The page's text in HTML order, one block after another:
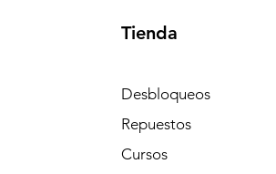
Tienda
Desbloqueos
Repuestos
Cursos